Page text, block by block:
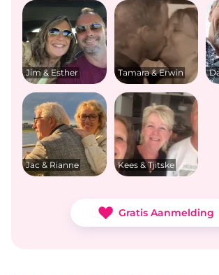
Jim & Esther Tamara & Erwin
Jac & Rianne Kees & Tjitske
Gratis Aanmelding